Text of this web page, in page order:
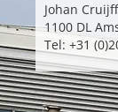
Johan
1100 DL
Tel: +31